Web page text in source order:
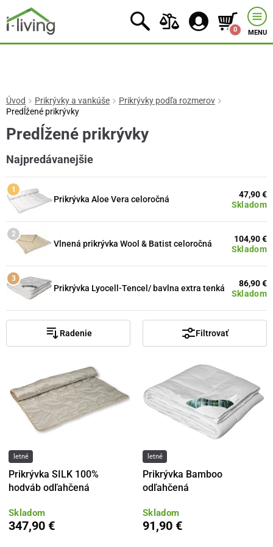
0 MENU
Úvod Prikrývky a vankúše
Prikrývky podľa rozmerov
Predĺžené prikrývky
Predĺžené prikrývky
Najpredávanejšie
Prikrývka Aloe Vera celoročná
Skladom
47,90 €
Vlnená prikrývka Wool & Batist celoročná
Skladom
104,90 €
Prikrývka Lyocell-Tencel/ bavlna extra tenká
Skladom
86,90 €
Radenie Filtrovať
letné
Prikrývka SILK 100%
hodváb odľahčená
Skladom
347,90 €
letné
Prikrývka Bamboo
odľahčená
Skladom
91,90 €